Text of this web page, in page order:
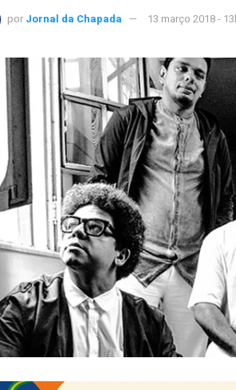
por Jornal da Chapada 13 março 2018 -